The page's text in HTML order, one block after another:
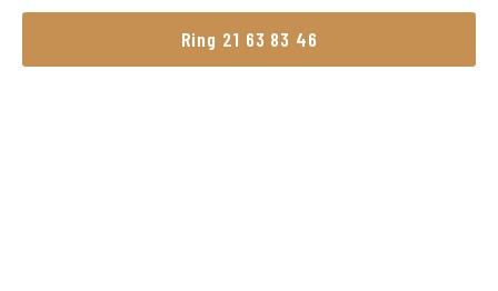
Ring 21 63 83 46